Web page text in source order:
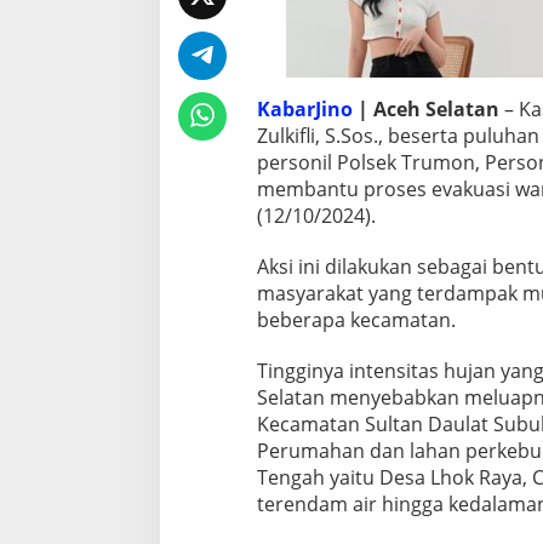
t
u
a
k
u
a
s
a
s
y
a
a
k
a
K
o
r
KabarJino| Aceh Selatan –
Zulkifli, S.Sos., beserta
personil Polsek Trumon,
membantu proses evakuasi
(12/10/2024).
Aksi ini dilakukan sebagai
masyarakat yang terdampak
beberapa kecamatan.
Tingginya intensitas hujan
Selatan menyebabkan
Kecamatan Sultan Daulat
Perumahan dan lahan
Tengah yaitu Desa Lhok Raya,
terendam air hingga